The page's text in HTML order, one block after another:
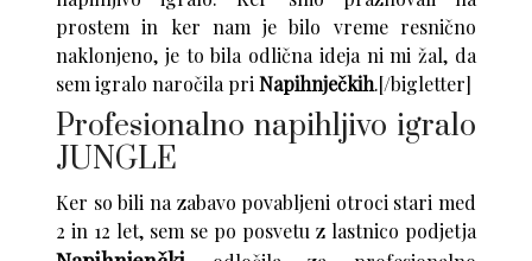
prostem in ker nam je bilo vreme resnično
naklonjeno, je to bila odlična ideja ni mi žal, da
sem igralo naročila priNapihnječkih.[/bigletter]
Profesionalno napihljivo igralo
JUNGLE
Ker so bili na zabavo povabljeni otroci stari med
2 in 12 let, sem se po posvetu z lastnico podjetja